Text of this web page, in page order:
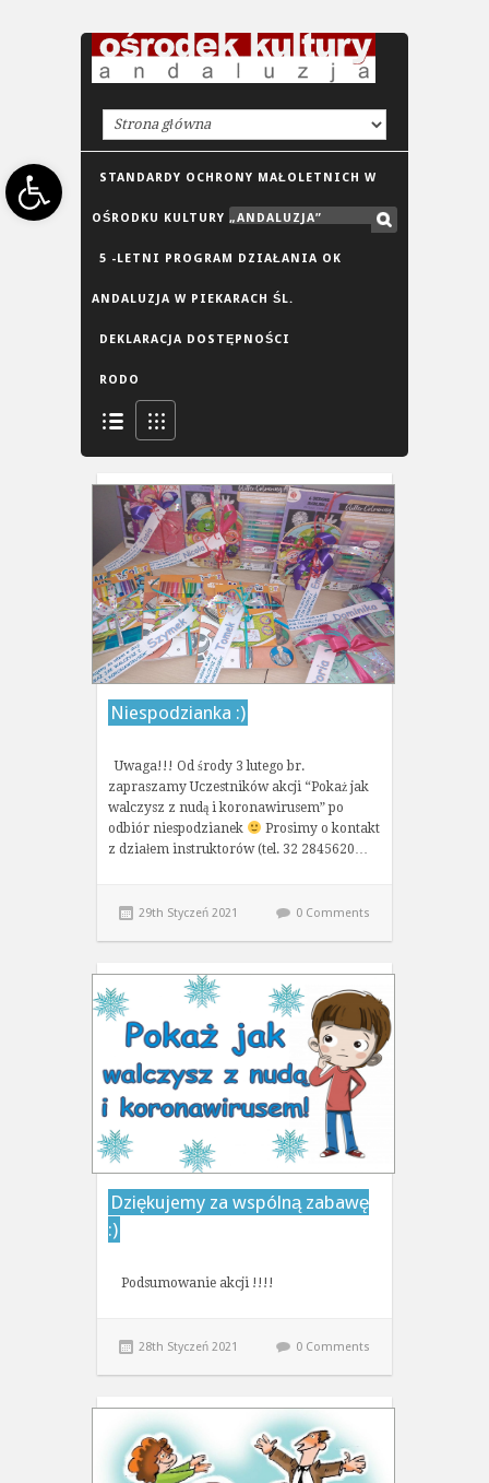
Open toolbarSTANDARDY OCHRONY MAŁOLETNICH W
OŚRODKU KULTURY „ANDALUZJA”
5 -LETNI PROGRAM DZIAŁANIA OK
ANDALUZJA W PIEKARACH ŚL.
DEKLARACJA DOSTĘPNOŚCI
RODO
Niespodzianka :)
Uwaga!!! Od środy 3 lutego br.
zapraszamy Uczestników akcji “Pokaż jak
walczysz z nudą i koronawirusem” po
odbiór niespodzianek
Prosimy o kontakt
z działem instruktorów (tel. 32 2845620…
29th Styczeń 2021 0 Comments
Dziękujemy za wspólną zabawę
:)
Podsumowanie akcji !!!!
28th Styczeń 2021 0 Comments